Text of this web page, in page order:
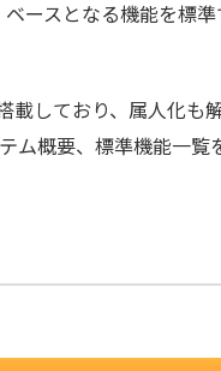
ースとなる機能を標
しており、属人化も
ム概要、標準機能一覧